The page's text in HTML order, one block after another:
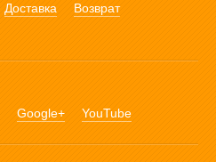
Доставка
Возврат
Google+ YouTube